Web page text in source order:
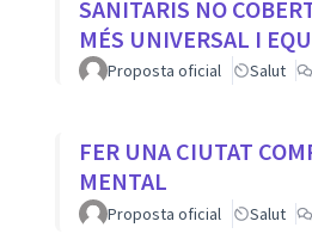
SANITARIS NO
MÉS UNIVERSAL I
Proposta oficial Salut
FER UNA CIUTAT
MENTAL
Proposta oficial Salut